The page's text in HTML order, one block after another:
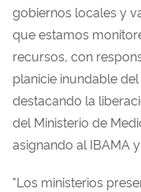
gobiernos locales y
que estamos
recursos, con
planicie inundable
destacando la
del Ministerio de
asignando al IBAMA
"Los ministerios